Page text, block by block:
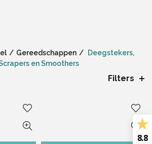
Gereedschappen
Deegstekers,
en Smoothers
Filters
8.8